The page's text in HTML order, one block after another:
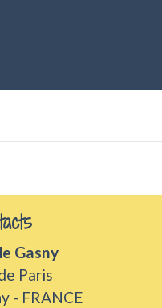
Gasny
Paris
- FRANCE